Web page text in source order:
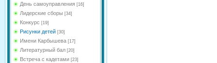
День самоуправления [16]
Лидерские сборы [34]
Конкурс [19]
Рисунки детей [30]
Имени Карбышева [17]
Литературный бал [20]
Встреча с кадетами [23]